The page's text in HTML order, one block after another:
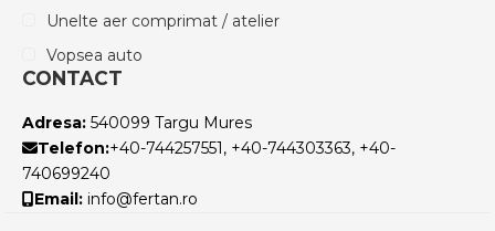
Unelte aer comprimat / atelier
Vopsea auto
CONTACT
Adresa: 540099 Targu Mures
Telefon:+40-744257551, +40-744303363, +40-
740699240
Email: info@fertan.ro